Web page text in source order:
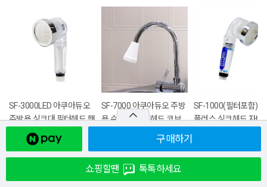
구매하기
쇼핑할땐 톡톡하세요
SF-3000LED 아쿠아듀오
주방용 싱크대 필터헤드 핸
디형 - 주방헤드,주방용품,
수전헤드
33,900
5%
SF-7000 아쿠아듀오 주방
용 수전 싱크대 헤드 코브
라형 - 3단분사기능, 싱크
대수전, 강력한수압, 싱크
대헤드
24,510 25,800
SF-1000(필터포함)
플러스 싱크헤드 자바
₩28,790 ₩
구매 27 후기 2